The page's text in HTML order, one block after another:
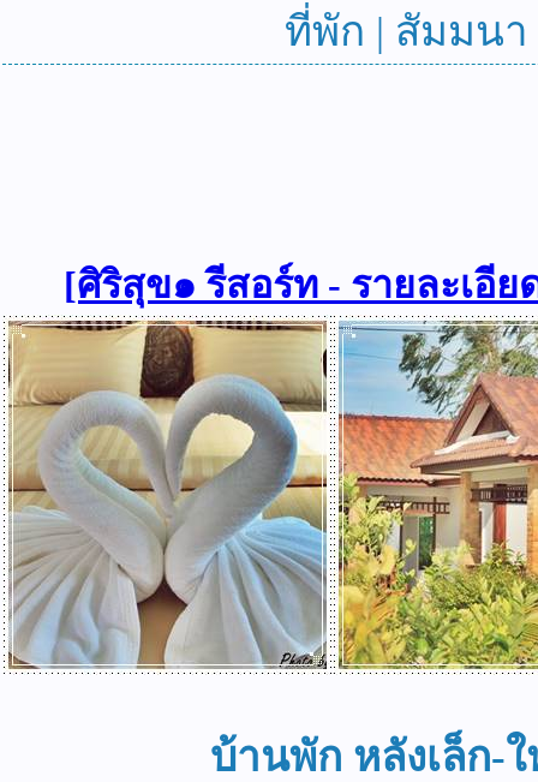
ที่พัก | สัมมนา
[ศิริสุข๑ รีสอร์ท - รายละเอี
บ้านพัก หลังเล็ก-